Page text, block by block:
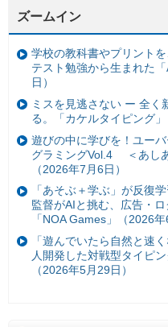
ズームイン
学校の教科書やプリント
テスト勉強から生まれた
日）
ミスを見逃さない ー 全く
る。「カケルタイピング」
遊びの中に学びを！ユー
グラミングVol.4 ＜あし
（2026年7月6日）
「あそぶ＋学ぶ」が反復
監督がAIと挑む、広告・
「NOA Games」（2026年
「遊んでいたら自然と速
人開発した対戦型タイピ
（2026年5月29日）